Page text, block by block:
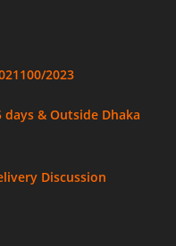
2023
days & Outside Dhaka
Discussion